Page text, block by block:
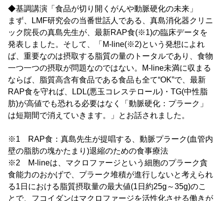
◆基調講演「食品が切り開くがんや動脈硬化の未来」
まず、LMF研究会の当番世話人である、真島消化器クリニ
ック院長の真島先生が、最新RAP食(※1)の臨床データを
発表しました。そして、「M-line(※2)という発想によれ
ば、重要なのは摂取する脂質の量のトータルであり、食物
一つ一つの摂取が問題なのではない。M-line未満に収まる
ならば、脂質高含有食品である食品も全て“OK”で、最新
RAP食を守れば、LDL(悪玉コレステロール)・TG(中性脂
肪)が高値でも恐れる必要はなく「動脈硬化：プラーク」
は短期間で消えていきます。」とお話されました。
※1 RAP食：真島先生が提唱する、動脈プラーク(血管内
壁の脂肪の塊かたまり)退縮のための食事療法
※2 M-lineは、マクロファージという細胞のプラーク貪
食能力のおかげで、プラーク堆積が進行しないと考えられ
る1日における脂質摂取量の最大値(1日約25g～35g)のこ
とで、フコイダンはマクロファージを活性化させる働きが